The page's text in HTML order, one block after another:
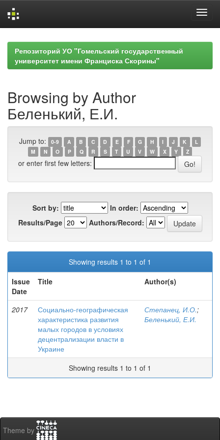
navigationРепозиторий УО "Гомельский государственный
университет имени Франциска Скорины"
Browsing by Author
Беленький, Е.И.
Jump to: 0-9 A B C D E F G H I J K
L
M
N O P Q R S T U V W X Y Z
or enter first few letters:
Sort by:
In order:
Results/Page
Authors/Record:
Showing results 1 to 1 of 1
Issue
Date
Title Author(s)
2017
Социально-географическая
характеристика развития
малых городов в условиях
децентрализации власти в
Украине
Степанец, И.О.;
Беленький, Е.И.
Showing results 1 to 1 of 1
Theme by